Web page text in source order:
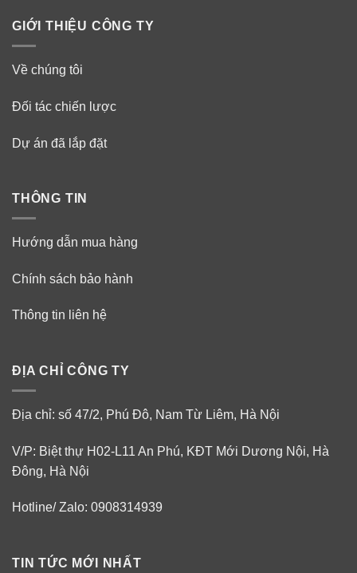
GIỚI THIỆU CÔNG TY
Về chúng tôi
Đối tác chiến lược
Dự án đã lắp đặt
THÔNG TIN
Hướng dẫn mua hàng
Chính sách bảo hành
Thông tin liên hệ
ĐỊA CHỈ CÔNG TY
Địa chỉ: số 47/2, Phú Đô, Nam Từ Liêm, Hà Nội
V/P: Biệt thự H02-L11 An Phú, KĐT Mới Dương Nội, Hà
Đông, Hà Nội
Hotline/ Zalo: 0908314939
TIN TỨC MỚI NHẤT